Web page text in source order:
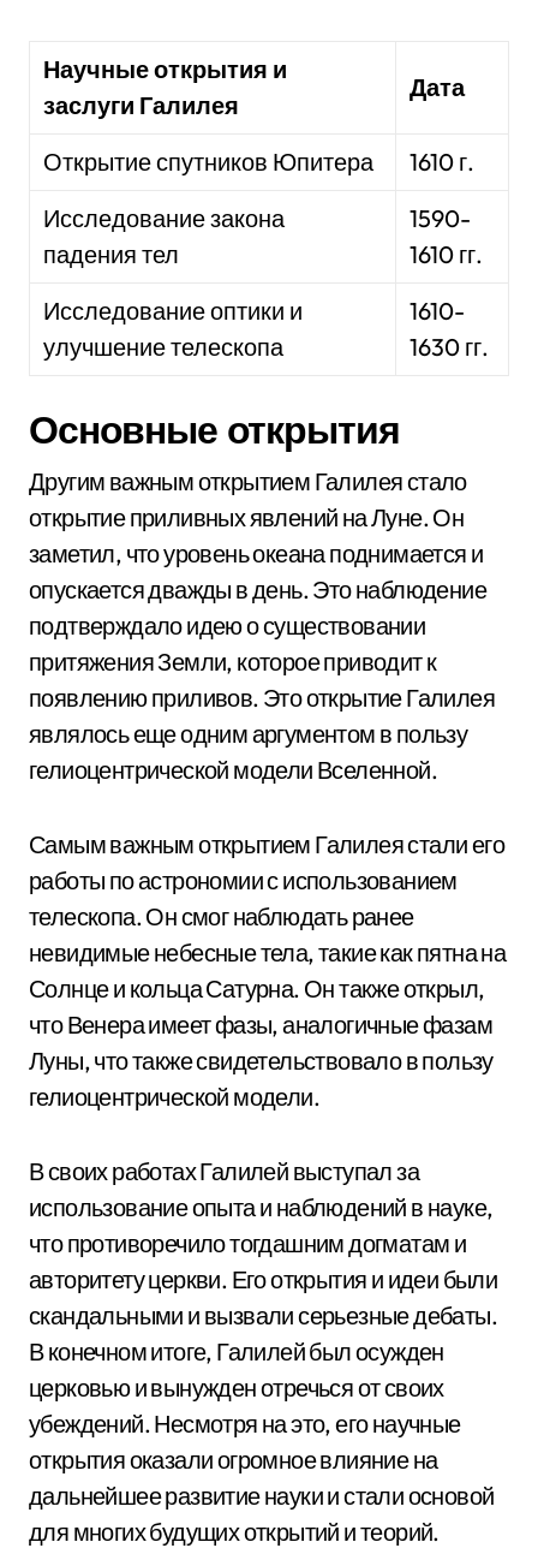
Научные открытия и
заслуги Галилея
Дата
Открытие спутников Юпитера
1610 г.
Исследование закона
падения тел
1590-
1610 гг.
Исследование оптики и
улучшение телескопа
1610-
1630 гг.
Основные открытия
Другим важным открытием Галилея стало
открытие приливных явлений на Луне. Он
заметил, что уровень океана поднимается и
опускается дважды в день. Это наблюдение
подтверждало идею о существовании
притяжения Земли, которое приводит к
появлению приливов. Это открытие Галилея
являлось еще одним аргументом в пользу
гелиоцентрической модели Вселенной.
Самым важным открытием Галилея стали его
работы по астрономии с использованием
телескопа. Он смог наблюдать ранее
невидимые небесные тела, такие как пятна на
Солнце и кольца Сатурна. Он также открыл,
что Венера имеет фазы, аналогичные фазам
Луны, что также свидетельствовало в пользу
гелиоцентрической модели.
В своих работах Галилей выступал за
использование опыта и наблюдений в науке,
что противоречило тогдашним догматам и
авторитету церкви. Его открытия и идеи были
скандальными и вызвали серьезные дебаты.
В конечном итоге, Галилей был осужден
церковью и вынужден отречься от своих
убеждений. Несмотря на это, его научные
открытия оказали огромное влияние на
дальнейшее развитие науки и стали основой
для многих будущих открытий и теорий.